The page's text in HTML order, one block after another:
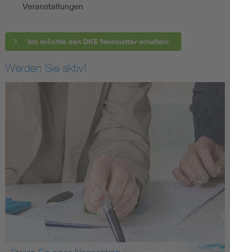
Veranstaltungen
Ich möchte den DKE Newsletter erhalten!
Werden Sie aktiv!